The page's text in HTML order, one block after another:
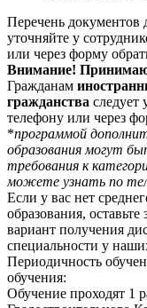
Перечень документов
уточняйте у
или через форму
Внимание!
Гражданам
гражданства следует
телефону или через
*программой
образования могут
требования к
можете узнать по
Если у вас нет
образования,
вариант получения
специальности у
Периодичность
обучения:
Обучение проходят 1